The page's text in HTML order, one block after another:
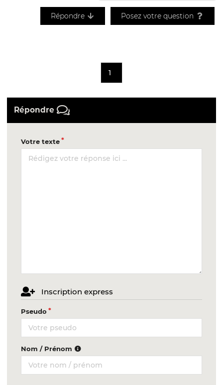
Répondre Posez votre question
1
Répondre
Votre texte
Inscription express
Pseudo
Nom / Prénom